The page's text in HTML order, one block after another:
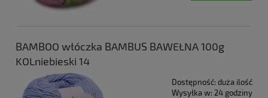
BAMBOO włóczka BAMBUS BAWEŁNA 100g
KOLniebieski 14
Dostępność: duża ilość
Wysyłka w: 24 godziny